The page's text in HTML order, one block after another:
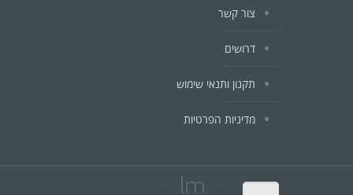
צור קשר
דרושים
תקנון ותנאי שימוש
מדיניות הפרטיות